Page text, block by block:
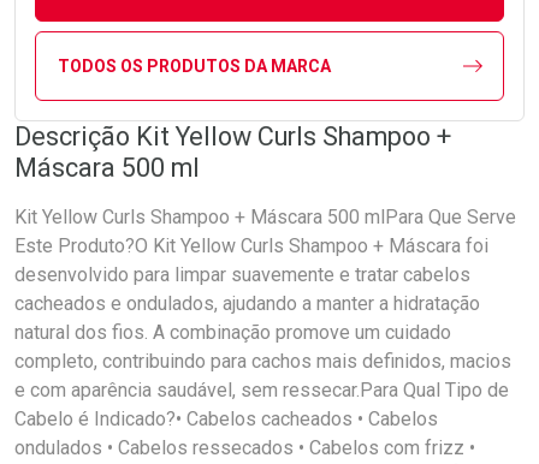
TODOS OS PRODUTOS DA MARCA
Descrição Kit Yellow Curls Shampoo +
Máscara 500 ml
Kit Yellow Curls Shampoo + Máscara 500 mlPara Que Serve
Este Produto?O Kit Yellow Curls Shampoo + Máscara foi
desenvolvido para limpar suavemente e tratar cabelos
cacheados e ondulados, ajudando a manter a hidratação
natural dos fios. A combinação promove um cuidado
completo, contribuindo para cachos mais definidos, macios
e com aparência saudável, sem ressecar.Para Qual Tipo de
Cabelo é Indicado?• Cabelos cacheados • Cabelos
ondulados • Cabelos ressecados • Cabelos com frizz •